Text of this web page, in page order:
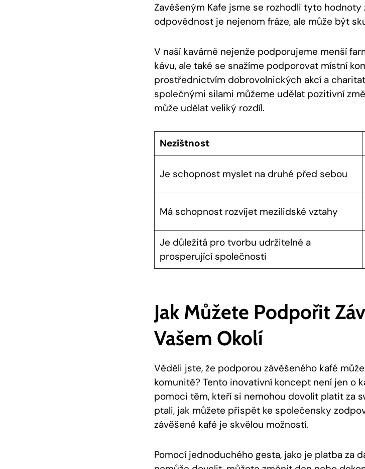
Zavěšeným Kafe jsme​ se rozhodli​ tyto
odpovědnost je nejenom fráze,⁢ ale může být
V naší kavárně nejenže podporujeme menší
kávu, ale také se snažíme podporovat místní
prostřednictvím dobrovolnických ⁣akcí a
společnými silami ​můžeme udělat pozitivní
může udělat veliký rozdíl.
Nezištnost
Je schopnost myslet ⁤na druhé před sebou
Má schopnost rozvíjet⁤ mezilidské vztahy
Je⁤ důležitá pro tvorbu udržitelné a ​
prosperující společnosti
Jak Můžete Podpořit
Vašem Okolí
Věděli jste, ⁤že podporou‍ závěšeného ⁤kafé
komunitě? Tento inovativní koncept ‍není jen o
pomoci těm, kteří si ‍nemohou dovolit platit za
ptali, jak můžete přispět ke společensky
závěšené kafé je skvělou možností.
Pomocí jednoduchého gesta,‌ jako je platba za